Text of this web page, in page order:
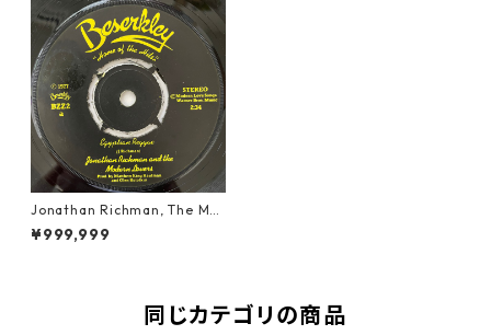
Jonathan Richman, The Mo
dern Lovers - Egyptian Reg
gae【7-20896】
¥999,999
同じカテゴリの商品